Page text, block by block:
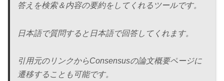
答えを検索＆内容の要約をしてくれるツールです。
日本語で質問すると日本語で回答してくれます。
引用元のリンクからConsensusの論文概要ページに
遷移することも可能です。